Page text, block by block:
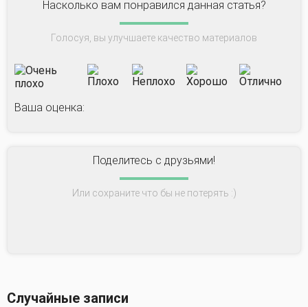
Насколько вам понравился данная статья?
Голосуя, вы улучшаете качество материалов
Ваша оценка:
Поделитесь с друзьями!
Или сохраните что бы не потерять :)
Случайные записи